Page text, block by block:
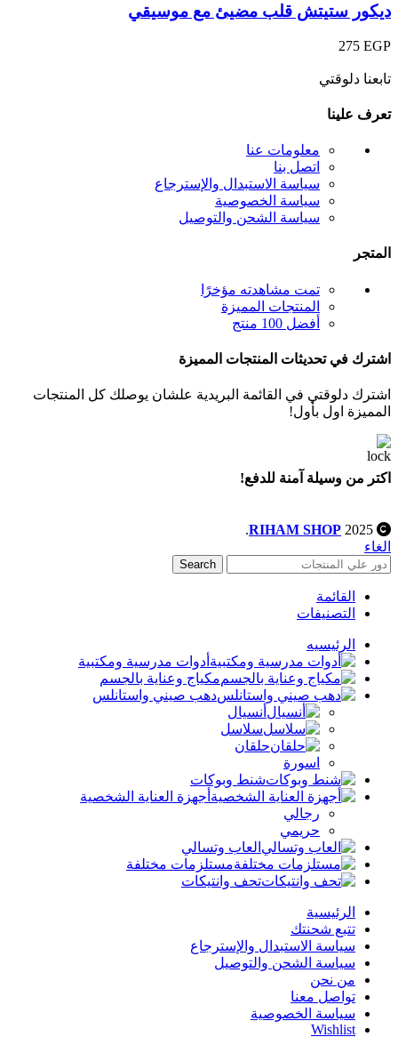
ديكور ستيتش قلب مضيئ مع موسيقي
275 EGP
تابعنا دلوقتي
تعرف علينا
معلومات عنا
اتصل بنا
سياسة الاستبدال والإسترجاع
سياسة الخصوصية
سياسة الشحن والتوصيل
المتجر
تمت مشاهدته مؤخرًا
المنتجات المميزة
أفضل 100 منتج
اشترك في تحديثات المنتجات المميزة
اشترك دلوقتي في القائمة البريدية علشان يوصلك كل المنتجات
المميزة اول بأول!
اكتر من وسيلة آمنة للدفع!
RIHAM SHOP
.
الغاء
Search
القائمة
التصنيفات
الرئيسيه
أدوات مدرسية ومكتبية
مكياج وعناية بالجسم
دهب صيني واستانلس
أنسيال
سلاسل
حلقان
اسورة
شنط وبوكات
أجهزة العناية الشخصية
رجالي
حريمي
العاب وتسالي
مستلزمات مختلفة
تحف وانتيكات
الرئيسية
تتبع شحنتك
سياسة الاستبدال والإسترجاع
سياسة الشحن والتوصيل
من نحن
تواصل معنا
سياسة الخصوصية
Wishlist